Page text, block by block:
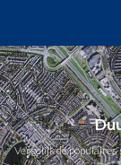
Vergelijk de populaires